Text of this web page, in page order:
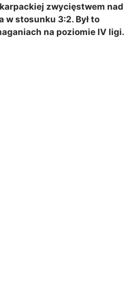
zwycięstwem nad
w stosunku 3:2. Był to
na poziomie IV ligi.